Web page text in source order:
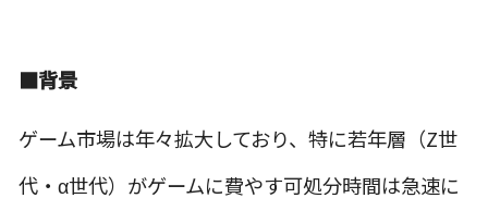
■背景
ゲーム市場は年々拡大しており、特に若年層（Z世
代・α世代）がゲームに費やす可処分時間は急速に